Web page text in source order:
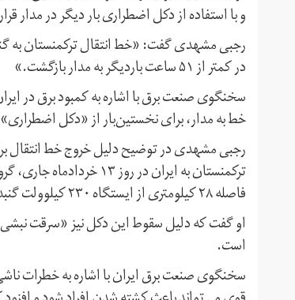
و با استفاده از دکل اضطراری بار دیگر در مدار
رجبی مشهدی گفت: «خط انتقال ترکمنستان به
در کمتر از ۵۱ ساعت باردیگر به مدار بازگشت.»
سخنگوی صنعت برق با اشاره به کمبود برق در
خط به مدار، برای نخستین‌بار از «دکل
فاصله ۲۸ کیلومتری از ایستگاه ۲۳۰ کیلوولت گنبد کاووس اعلام کردند.
است.
سخنگوی صنعت برق ایران با اشاره به خطرات